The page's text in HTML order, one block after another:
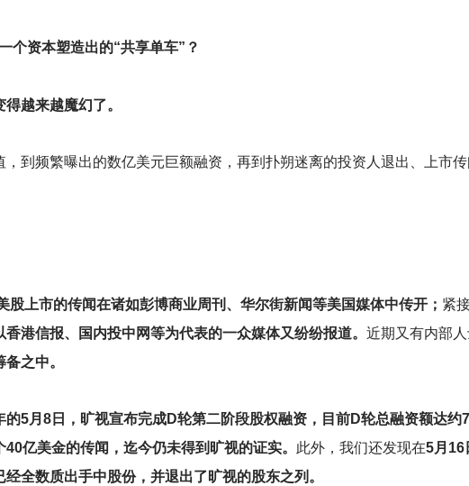
个资本塑造出的“共享单车”？
越来越魔幻了。
，到频繁曝出的数亿美元巨额融资，再到扑朔迷离的投资人退出、上
股上市的传闻在诸如彭博商业周刊、华尔街新闻等美国媒体中传开； 紧
港信报、国内投中网等为代表的一众媒体又纷纷报道。 近期又有内部
之中。
的5月8日，旷视宣布完成D轮第二阶段股权融资，目前D轮总融资额达约
亿美金的传闻，迄今仍未得到旷视的证实。 此外，我们还发现在5月16
全数质出手中股份，并退出了旷视的股东之列。